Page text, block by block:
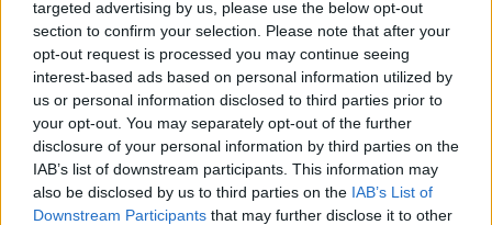
targeted advertising by us, please use the below opt-out
section to confirm your selection. Please note that after your
opt-out request is processed you may continue seeing
interest-based ads based on personal information utilized by
us or personal information disclosed to third parties prior to
your opt-out. You may separately opt-out of the further
disclosure of your personal information by third parties on the
IAB’s list of downstream participants. This information may
also be disclosed by us to third parties on the IAB’s List of
Downstream Participants that may further disclose it to other
...
Ma perché non vai all'area sosta Camperopoli,hai il bus davanti
all'entrata e in dieci minuti sei in centro,costa 20 euro al giorno
con corrente,carico e scarico e sei tranquillo in area recintata,
sinceramente io, specialmente nelle grandi città,evito di andare
in parcheggio per risparmiare pochi euro e correre il rischio di
subire furti.
PDR